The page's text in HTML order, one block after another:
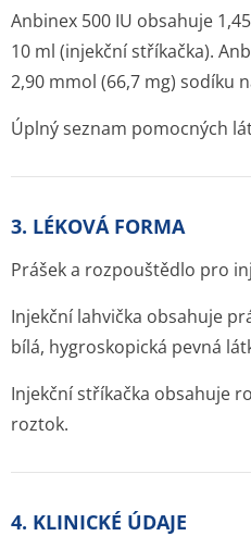
Anbinex 500 IU obsahuje
10 ml (injekční stříkačka).
2,90 mmol (66,7 mg) sodíku
Úplný seznam pomocných
3. LÉKOVÁ FORMA
Prášek a rozpouštědlo pro
Injekční lahvička obsahuje
bílá, hygroskopická pevná
Injekční stříkačka obsahuje
roztok.
4. KLINICKÉ ÚDAJE